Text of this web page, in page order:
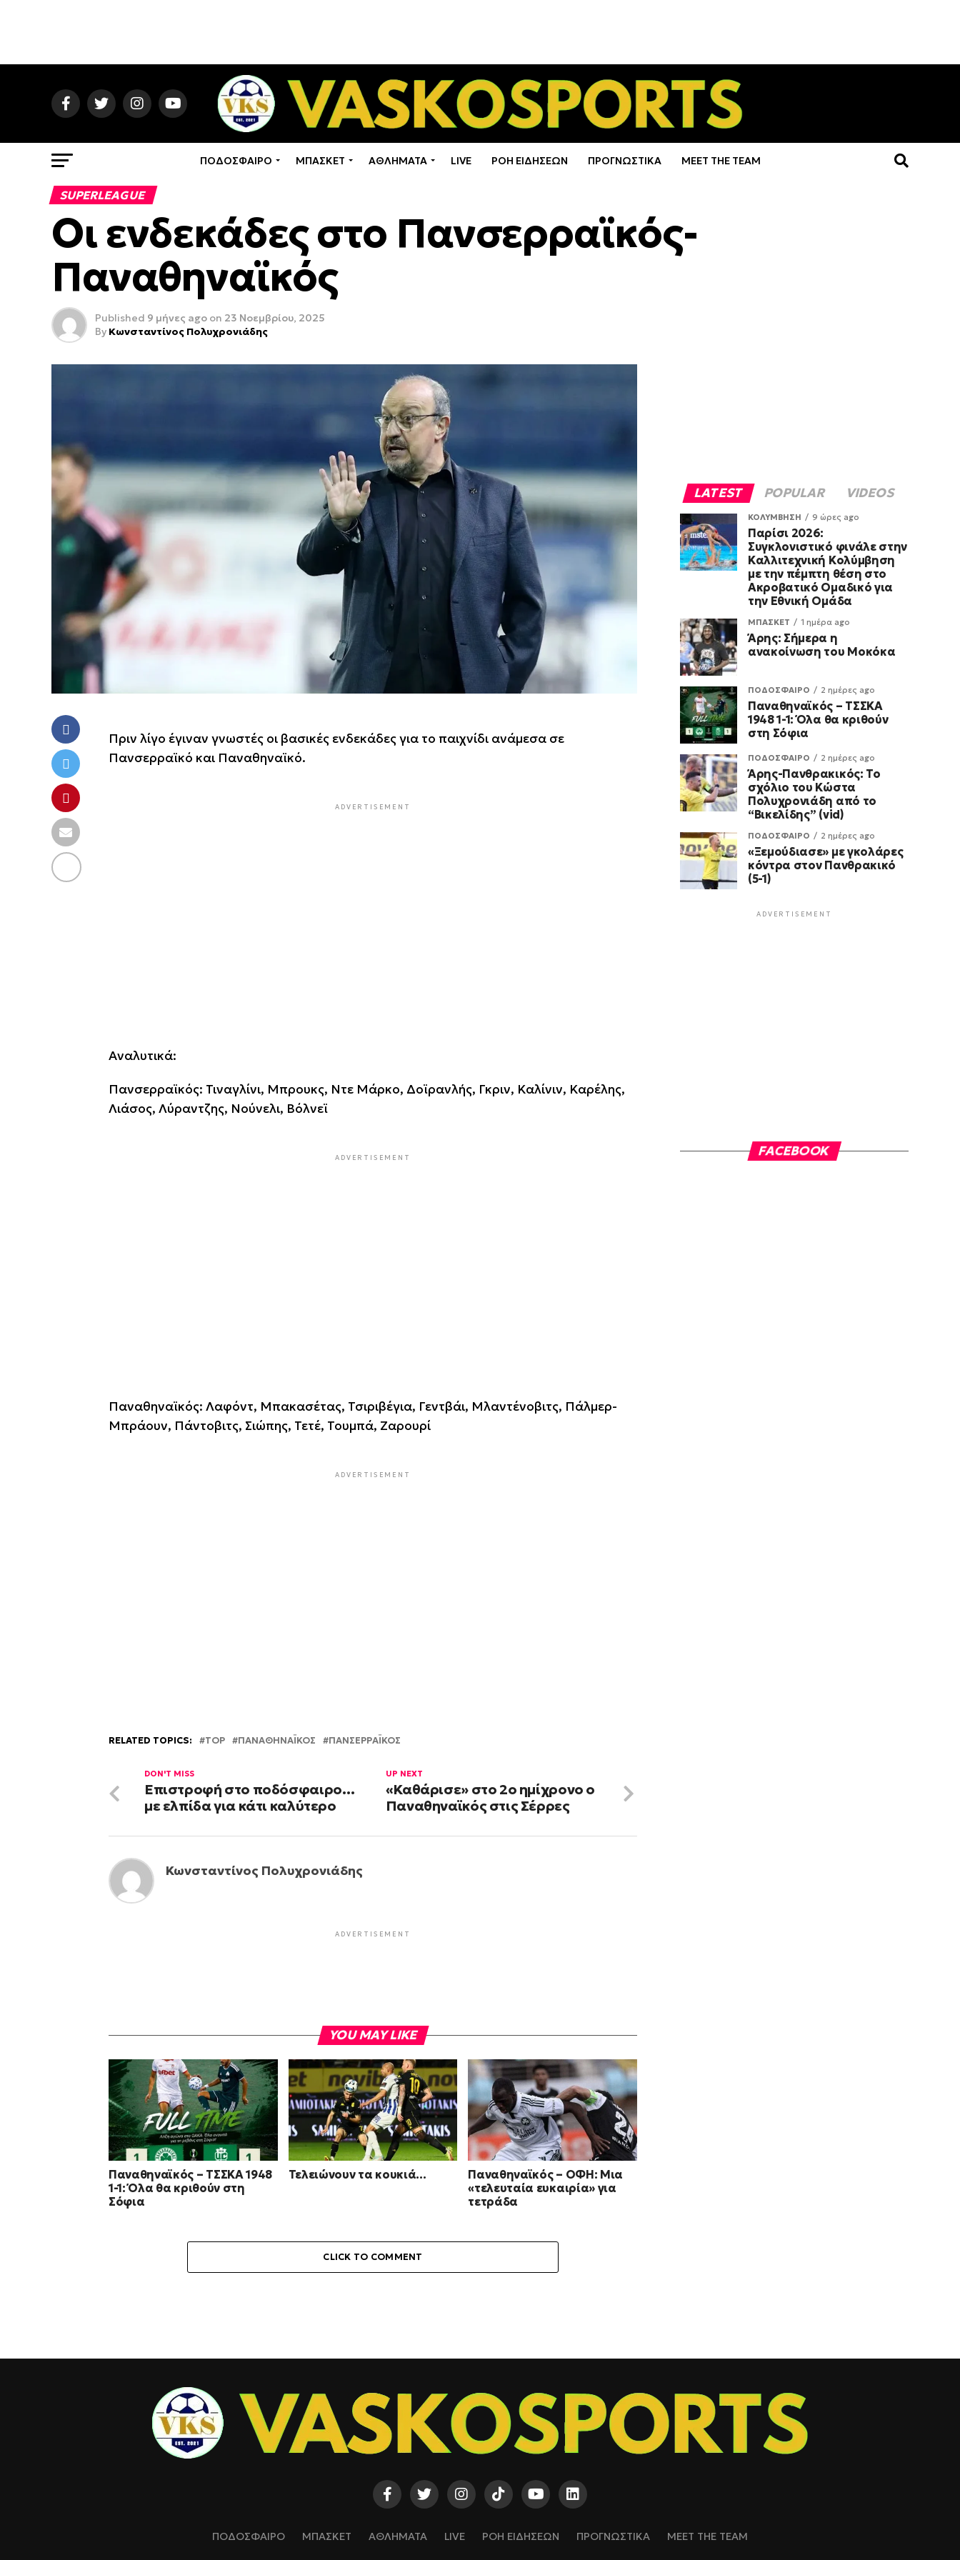
ΠΟΔΟΣΦΑΙΡΟ ΜΠΑΣΚΕΤ ΑΘΛΗΜΑΤΑ LIVE ΡΟΗ ΕΙΔΗΣΕΩΝ ΠΡΟΓΝΩΣΤΙΚΑ MEET THE TEAM
SUPERLEAGUE
Οι ενδεκάδες στο Πανσερραϊκός-
Παναθηναϊκός
Published 9 μήνες ago on 23 Νοεμβρίου, 2025
By Κωνσταντίνος Πολυχρονιάδης
Πριν λίγο έγιναν γνωστές οι βασικές ενδεκάδες για το παιχνίδι ανάμεσα σε
Πανσερραϊκό και Παναθηναϊκό.
ADVERTISEMENT
Αναλυτικά:
Πανσερραϊκός: Τιναγλίνι, Μπρουκς, Ντε Μάρκο, Δοϊρανλής, Γκριν, Καλίνιν, Καρέλης,
Λιάσος, Λύραντζης, Νούνελι, Βόλνεϊ
ADVERTISEMENT
Παναθηναϊκός: Λαφόντ, Μπακασέτας, Τσιριβέγια, Γεντβάι, Μλαντένοβιτς, Πάλμερ-
Μπράουν, Πάντοβιτς, Σιώπης, Τετέ, Τουμπά, Ζαρουρί
ADVERTISEMENT
RELATED TOPICS: TOP ΠΑΝΑΘΗΝΑΪΚΟΣ ΠΑΝΣΕΡΡΑΪΚΟΣ
UP NEXT
«Καθάρισε» στο 2ο ημίχρονο ο
Παναθηναϊκός στις Σέρρες
DON'T MISS
Επιστροφή στο ποδόσφαιρο…
με ελπίδα για κάτι καλύτερο
Κωνσταντίνος Πολυχρονιάδης
ADVERTISEMENT
YOU MAY LIKE
Παναθηναϊκός – ΤΣΣΚΑ 1948
1-1: Όλα θα κριθούν στη
Σόφια
Τελειώνουν τα κουκιά…
Παναθηναϊκός – ΟΦΗ: Μια
«τελευταία ευκαιρία» για
τετράδα
CLICK TO COMMENT
LATEST POPULAR VIDEOS
ΚΟΛΥΜΒΗΣΗ 9 ώρες ago
Παρίσι 2026:
Συγκλονιστικό φινάλε στην
Καλλιτεχνική Κολύμβηση
με την πέμπτη θέση στο
Ακροβατικό Ομαδικό για
την Εθνική Ομάδα
ΜΠΑΣΚΕΤ 1 ημέρα ago
Άρης: Σήμερα η
ανακοίνωση του Μοκόκα
ΠΟΔΟΣΦΑΙΡΟ 2 ημέρες ago
Παναθηναϊκός – ΤΣΣΚΑ
1948 1-1: Όλα θα κριθούν
στη Σόφια
ΠΟΔΟΣΦΑΙΡΟ 2 ημέρες ago
Άρης-Πανθρακικός: Το
σχόλιο του Κώστα
Πολυχρονιάδη από το
“Βικελίδης” (vid)
ΠΟΔΟΣΦΑΙΡΟ 2 ημέρες ago
«Ξεμούδιασε» με γκολάρες
κόντρα στον Πανθρακικό
(5-1)
ADVERTISEMENT
FACEBOOK
ΠΟΔΟΣΦΑΙΡΟ ΜΠΑΣΚΕΤ ΑΘΛΗΜΑΤΑ LIVE ΡΟΗ ΕΙΔΗΣΕΩΝ ΠΡΟΓΝΩΣΤΙΚΑ MEET THE TEAM